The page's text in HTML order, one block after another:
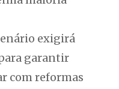
exigirá
garantir
com reformas